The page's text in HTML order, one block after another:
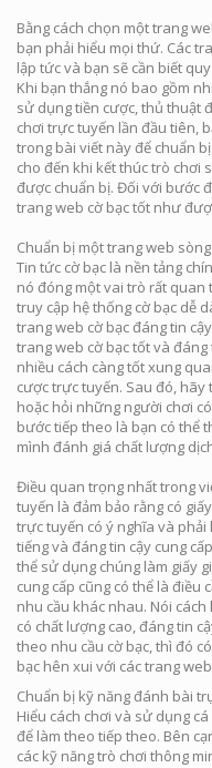
Bằng cách chọn một trang
bạn phải hiểu mọi thứ. Các
lập tức và bạn sẽ cần biết
Khi bạn thắng nó bao gồm
sử dụng tiền cược, thủ thuật
chơi trực tuyến lần đầu tiên,
trong bài viết này để chuẩn
cho đến khi kết thúc trò chơi
được chuẩn bị. Đối với bước
trang web cờ bạc tốt như
Chuẩn bị một trang web
Tin tức cờ bạc là nền tảng
nó đóng một vai trò rất quan
truy cập hệ thống cờ bạc dễ
trang web cờ bạc đáng tin
trang web cờ bạc tốt và
nhiều cách càng tốt xung
cược trực tuyến. Sau đó,
hoặc hỏi những người chơi
bước tiếp theo là bạn có thể
mình đánh giá chất lượng
Điều quan trọng nhất trong
tuyến là đảm bảo rằng có
trực tuyến có ý nghĩa và phải
tiếng và đáng tin cậy cung
thể sử dụng chúng làm giấy
cung cấp cũng có thể là điều
nhu cầu khác nhau. Nói
có chất lượng cao, đáng tin
theo nhu cầu cờ bạc, thì đó
bạc hên xui với các trang
Chuẩn bị kỹ năng đánh bài
Hiểu cách chơi và sử dụng
để làm theo tiếp theo. Bên
các kỹ năng trò chơi thông